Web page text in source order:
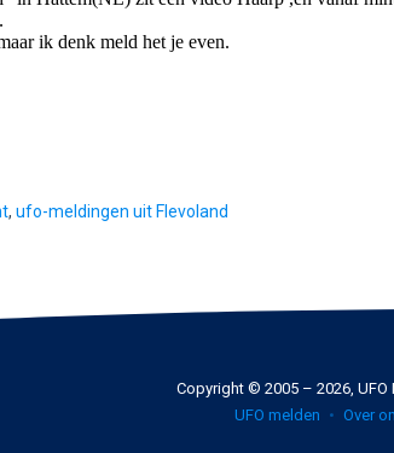
, ufo-meldingen uit Flevoland
Copyright © 2005 – 2026,
UFO melden
Over